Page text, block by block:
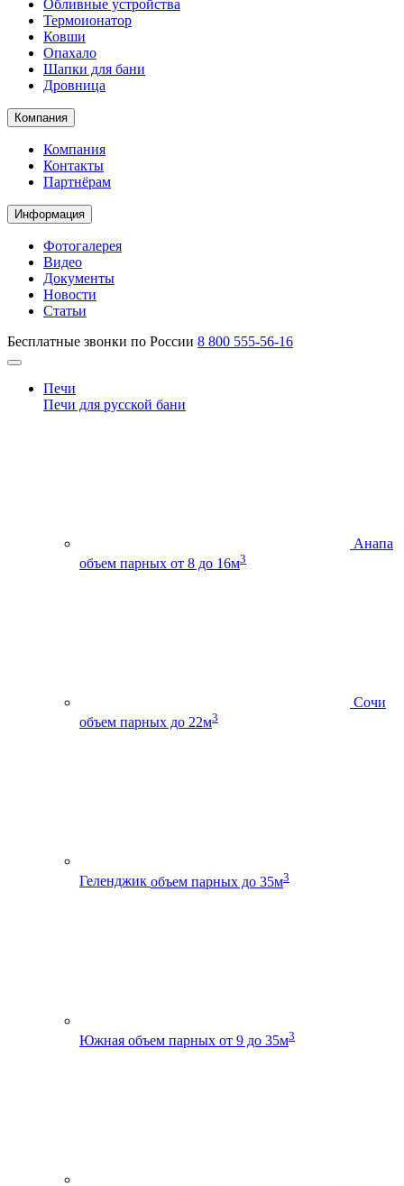
Обливные устройства
Термоионатор
Ковши
Опахало
Шапки для бани
Дровница
Компания
Компания
Контакты
Партнёрам
Информация
Фотогалерея
Видео
Документы
Новости
Статьи
Бесплатные звонки по России 8 800 555-56-16
Печи
Печи для русской бани
Анапа
объем парных от 8 до 16м3
Сочи
объем парных до 22м3
Геленджик объем парных до 35м3
Южная объем парных от 9 до 35м3